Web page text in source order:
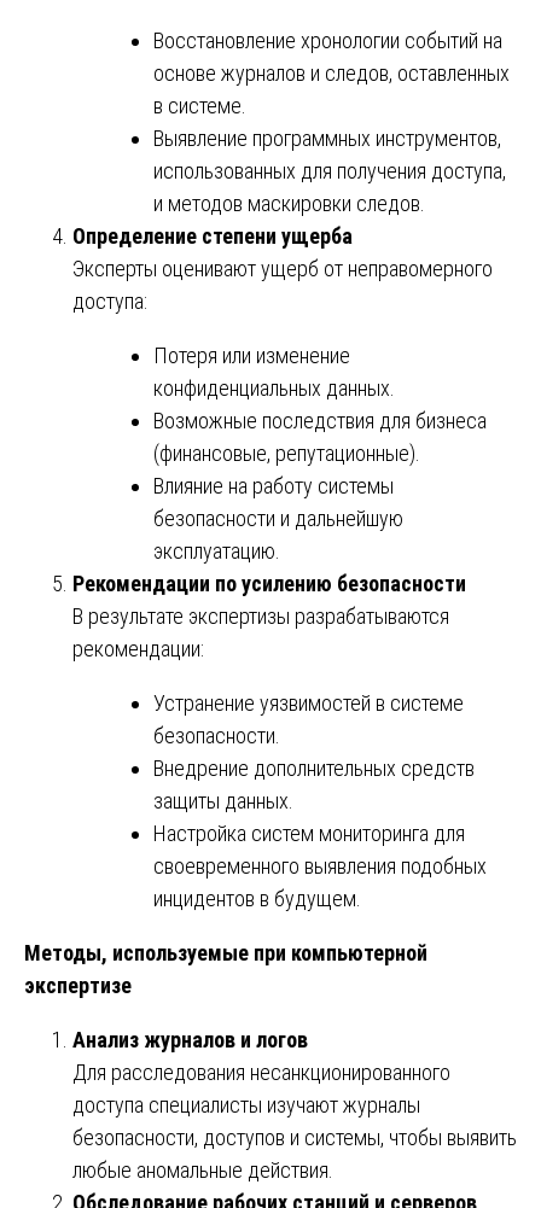
Восстановление хронологии событий на
основе журналов и следов, оставленных
в системе.
Выявление программных инструментов,
использованных для получения доступа,
и методов маскировки следов.
Определение степени ущерба
Эксперты оценивают ущерб от неправомерного
доступа:
Потеря или изменение
конфиденциальных данных.
Возможные последствия для бизнеса
(финансовые, репутационные).
Влияние на работу системы
безопасности и дальнейшую
эксплуатацию.
Рекомендации по усилению безопасности
В результате экспертизы разрабатываются
рекомендации:
Устранение уязвимостей в системе
безопасности.
Внедрение дополнительных средств
защиты данных.
Настройка систем мониторинга для
своевременного выявления подобных
инцидентов в будущем.
Методы, используемые при компьютерной
экспертизе
Анализ журналов и логов
Для расследования несанкционированного
доступа специалисты изучают журналы
безопасности, доступов и системы, чтобы выявить
любые аномальные действия.
Обследование рабочих станций и серверов